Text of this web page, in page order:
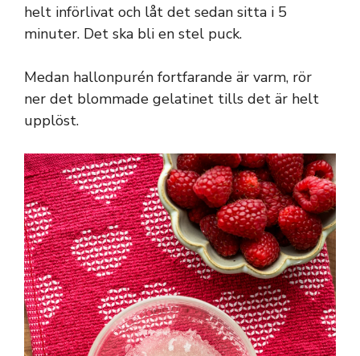
helt införlivat och låt det sedan sitta i 5
minuter. Det ska bli en stel puck.
Medan hallonpurén fortfarande är varm, rör
ner det blommade gelatinet tills det är helt
upplöst.